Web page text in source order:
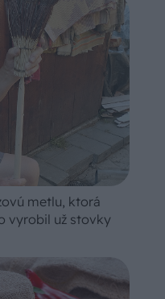
metlu, ktorá
vyrobil už stovky